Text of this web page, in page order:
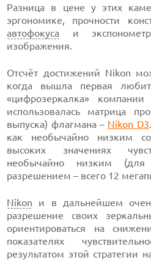
Разница в цене у этих
эргономике, прочности
автофокуса и
изображения.
Отсчёт достижений Nikon
когда вышла первая
«цифрозеркалка»
использовалась матрица
выпуска) флагмана – Nikon D3
как необычайно низким
высоких значениях
необычайно низким (для
разрешением – всего 12
Nikon и в дальнейшем
разрешение своих
ориентироваться на
показателях
результатом этой